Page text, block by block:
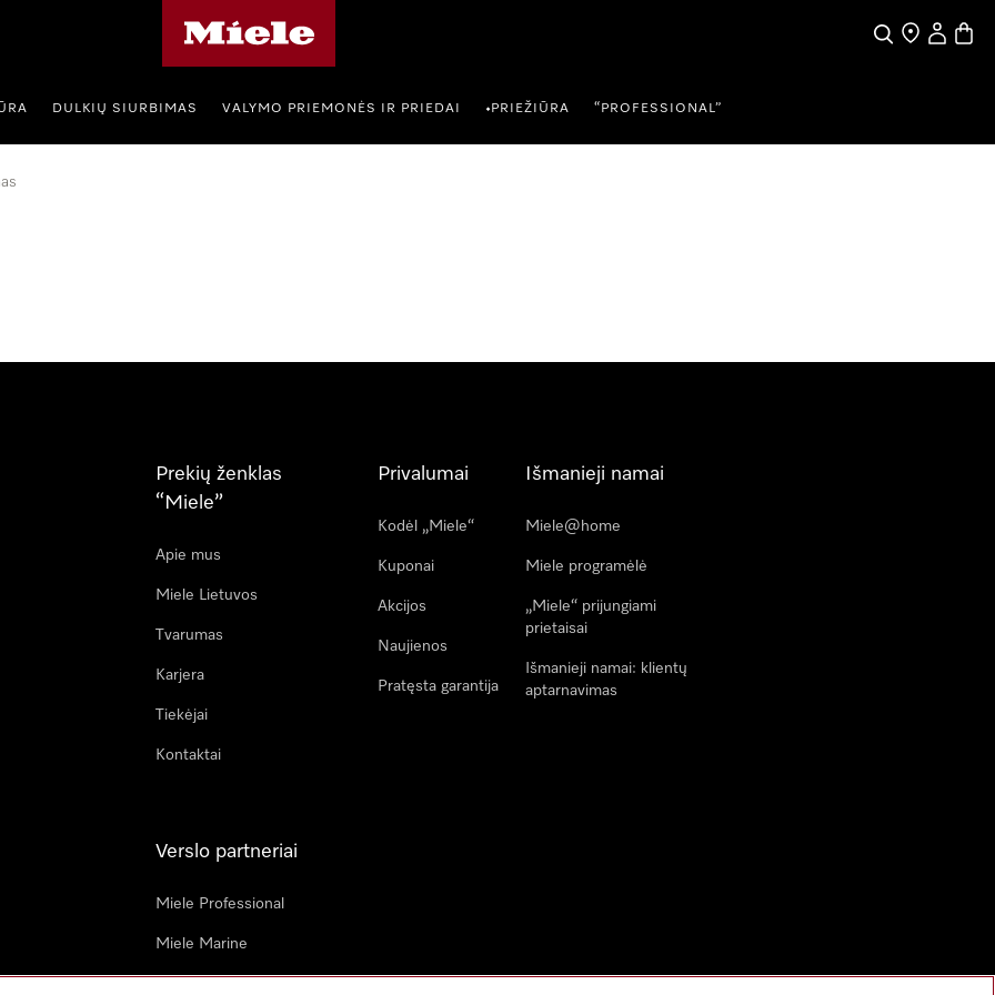
PaieškaPardavėjų
DULKIŲ SIURBIMAS VALYMO PRIEMONĖS IR PRIEDAI •PRIEŽIŪRA “PROFESSIONAL”
Prekių ženklas
“Miele”
Apie mus
Miele Lietuvos
Tvarumas
Karjera
Tiekėjai
Kontaktai
Privalumai
Kodėl „Miele“
Kuponai
Akcijos
Naujienos
Pratęsta garantija
Išmanieji namai
Miele@home
Miele programėlė
„Miele“ prijungiami
prietaisai
Išmanieji namai: klientų
aptarnavimas
Verslo partneriai
Miele Professional
Miele Marine